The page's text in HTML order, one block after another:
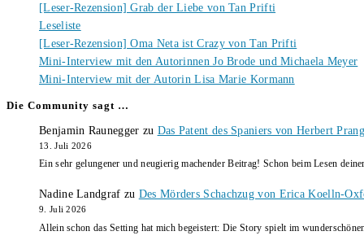
[Leser-Rezension] Grab der Liebe von Tan Prifti
Leseliste
[Leser-Rezension] Oma Neta ist Crazy von Tan Prifti
Mini-Interview mit den Autorinnen Jo Brode und Michaela Meyer
Mini-Interview mit der Autorin Lisa Marie Kormann
Die Community sagt …
Benjamin Raunegger zu Das Patent des Spaniers von Herbert
13. Juli 2026
Ein sehr gelungener und neugierig machender Beitrag! Schon beim Lesen
Nadine Landgraf zu Des Mörders Schachzug von Erica Koelln-
9. Juli 2026
Allein schon das Setting hat mich begeistert: Die Story spielt im